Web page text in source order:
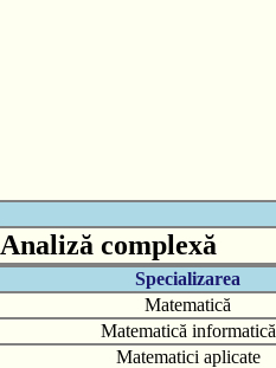
Analiză complexă
Specializarea
Matematică
Matematică informatică
Matematici aplicate